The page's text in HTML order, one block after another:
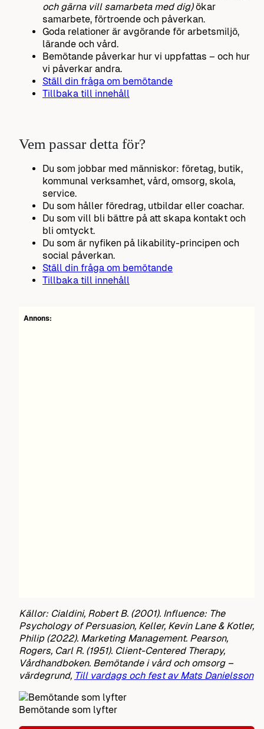
och gärna vill samarbeta med dig)ökar
samarbete, förtroende och påverkan.
Goda relationer är avgörande för arbetsmiljö,
lärande och vård.
Bemötande påverkar hur vi uppfattas – och hur
vi påverkar andra.
Ställ din fråga om bemötande
Tillbaka till innehåll
Vem passar detta för?
Du som jobbar med människor: företag, butik,
kommunal verksamhet, vård, omsorg, skola,
service.
Du som håller föredrag, utbildar eller coachar.
Du som vill bli bättre på att skapa kontakt och
bli omtyckt.
Du som är nyfiken på likability-principen och
social påverkan.
Ställ din fråga om bemötande
Tillbaka till innehåll
Annons:
Källor: Cialdini, Robert B. (2001). Influence: The
Psychology of Persuasion, Keller, Kevin Lane & Kotler,
Philip (2022). Marketing Management. Pearson,
Rogers, Carl R. (1951). Client-Centered Therapy,
Vårdhandboken. Bemötande i vård och omsorg –
värdegrund, Till vardags och fest av Mats Danielsson
Bemötande som lyfter